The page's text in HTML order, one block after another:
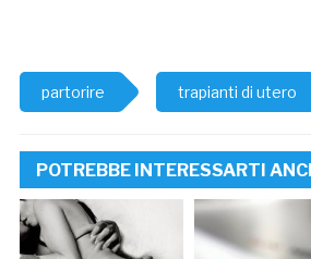
partorire trapianti di utero
POTREBBE INTERESSARTI